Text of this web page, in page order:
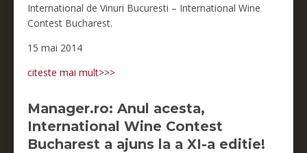
International de Vinuri Bucuresti – International Wine
Contest Bucharest.
15 mai 2014
citeste mai mult>>>
Manager.ro: Anul acesta,
International Wine Contest
Bucharest a ajuns la a XI-a editie!